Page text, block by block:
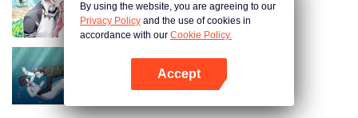
國民老公帶回家 第1季
國民老公帶回家 第3季
By using the website, you are agreeing to our
Privacy Policy and the use of cookies in
accordance with our Cookie Policy.
Accept